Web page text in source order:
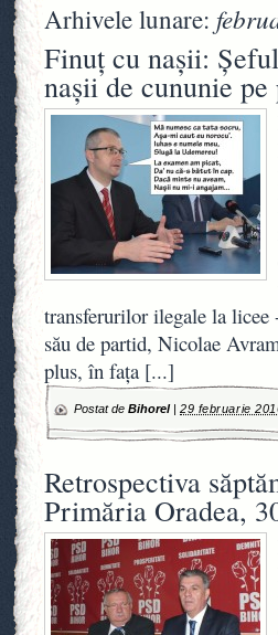
Arhivele lunare:
Finuţ cu naşii:
naşii de cununie
transferurilor ilegale la licee
său de partid, Nicolae
plus, în faţa [...]
Postat de Bihorel| 29 februarie
Retrospectiva
Primăria Oradea,